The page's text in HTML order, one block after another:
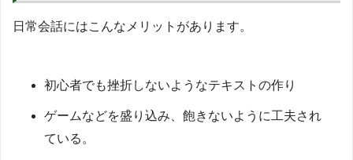
日常会話にはこんなメリットがあります。
初心者でも挫折しないようなテキストの作り
ゲームなどを盛り込み、飽きないように工夫され
ている。